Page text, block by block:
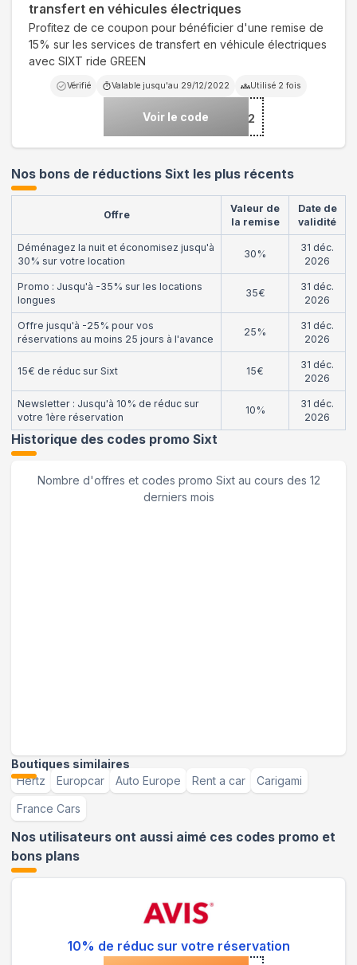
transfert en véhicules électriques
Profitez de ce coupon pour bénéficier d'une remise de
15% sur les services de transfert en véhicule électriques
avec SIXT ride GREEN
Vérifié Valable jusqu'au 29/12/2022 Utilisé 2 fois
Voir le code***IDE22
Nos bons de réductions Sixt les plus récents
Offre
Valeur de
la remise
Date de
validité
Déménagez la nuit et économisez jusqu'à
30% sur votre location
30%
31 déc.
2026
Promo : Jusqu'à -35% sur les locations
longues
35€
31 déc.
2026
Offre jusqu'à -25% pour vos
réservations au moins 25 jours à l'avance
25%
31 déc.
2026
15€ de réduc sur Sixt 15€
31 déc.
2026
Newsletter : Jusqu'à 10% de réduc sur
votre 1ère réservation
10%
31 déc.
2026
Historique des codes promo Sixt
Nombre d'offres et codes promo Sixtau cours des 12
derniers mois
Boutiques similaires
Hertz
Europcar Auto Europe Rent a car Carigami
France Cars
Nos utilisateurs ont aussi aimé ces codes promo et
bons plans
10% de réduc sur votre réservation